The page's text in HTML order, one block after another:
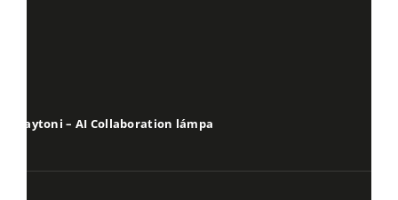
Maytoni – AI Collaboration lámpa